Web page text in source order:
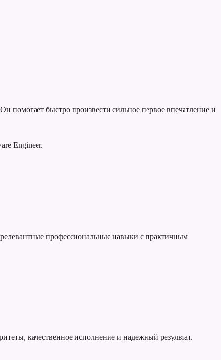
помогает быстро произвести сильное первое впечатление и
Engineer.
профессиональные навыки с практичным
качественное исполнение и надежный результат.